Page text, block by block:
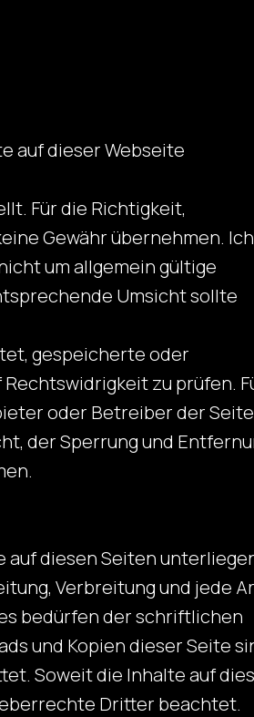
auf dieser Webseite
Für die Richtigkeit,
Gewähr übernehmen. Ich
um allgemein gültige
Umsicht sollte
gespeicherte oder
zu prüfen.
oder Betreiber der
der Sperrung und
diesen Seiten
Verbreitung und jede
bedürfen der schriftlichen
und Kopien dieser Seite
Soweit die Inhalte auf
Dritter beachtet.